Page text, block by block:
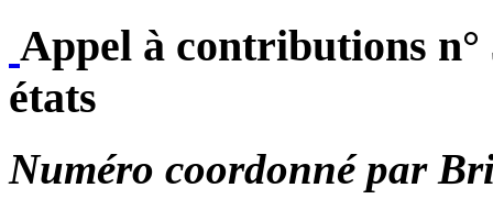
Appel à contributions n°
états
Numéro coordonné par